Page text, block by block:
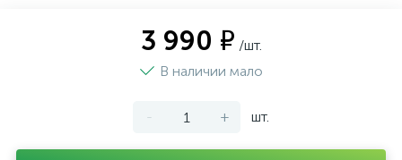
3 990 ₽ /шт.
В наличии мало
- + шт.